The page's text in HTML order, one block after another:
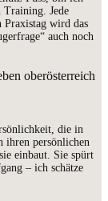
Jede
wird das
auch noch
oberösterreich
die in
ihren persönlichen
einbaut. Sie spürt
– ich schätze